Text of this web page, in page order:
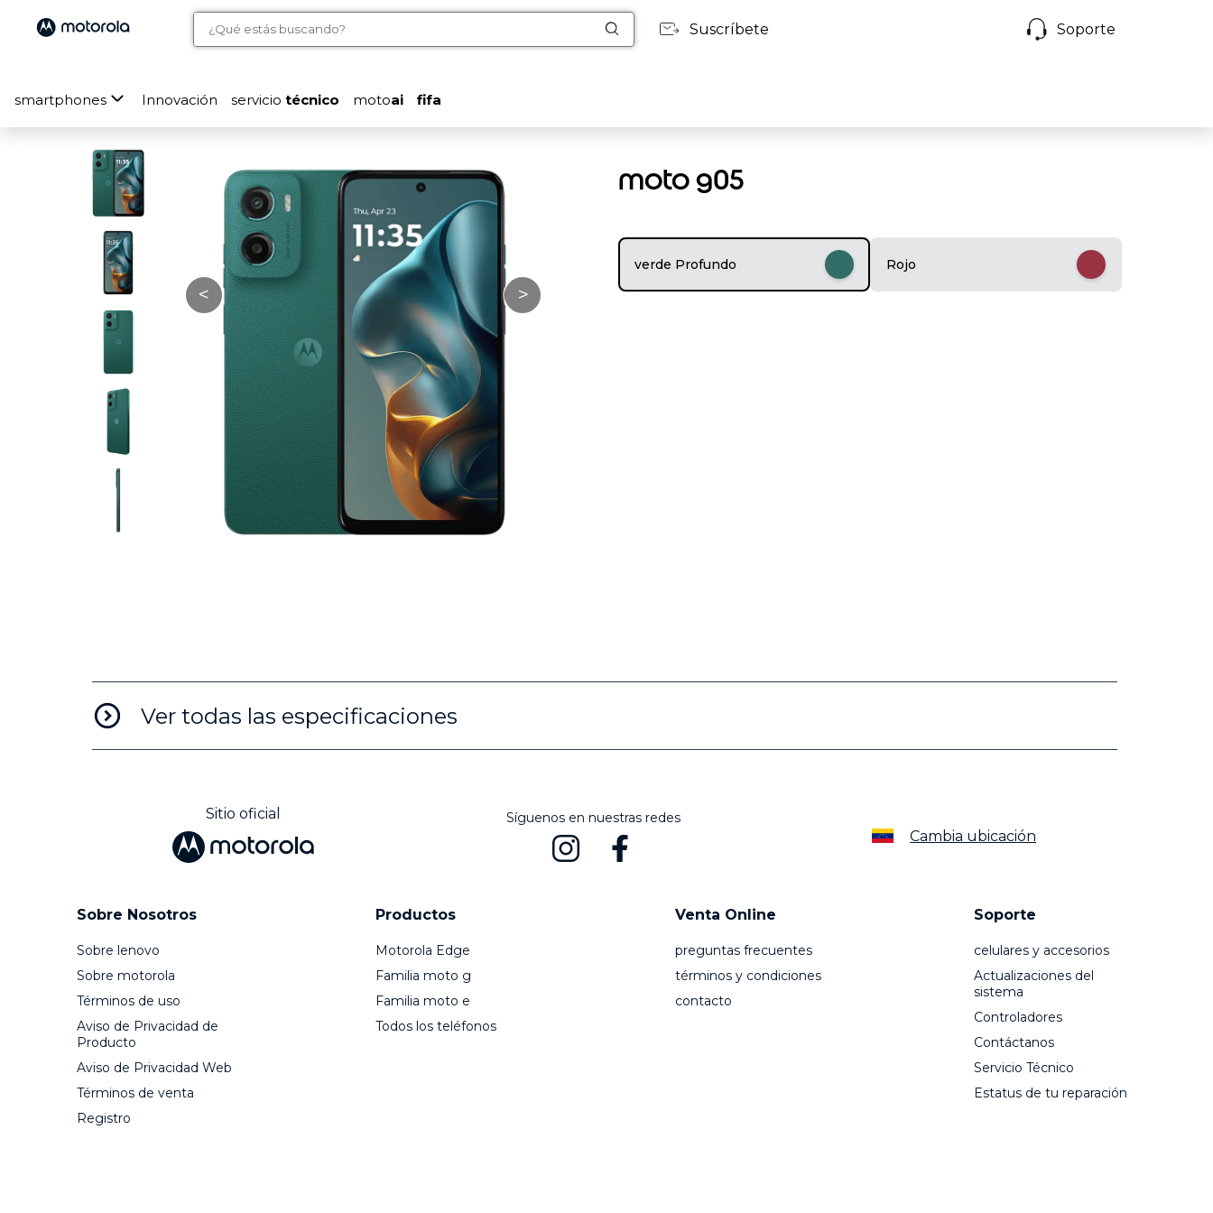
Suscríbete Soporte
smartphones Innovación servicio técnico motoai fifa
< >
moto g05
verde Profundo Rojo
Ver todas las especificaciones
Sitio oficial Síguenos en nuestras redes
Cambia ubicación
Sobre Nosotros
Sobre lenovo
Sobre motorola
Términos de uso
Aviso de Privacidad de
Producto
Aviso de Privacidad Web
Términos de venta
Registro
Productos
Motorola Edge
Familia moto g
Familia moto e
Todos los teléfonos
Venta Online
preguntas frecuentes
términos y condiciones
contacto
Soporte
celulares y accesorios
Actualizaciones del
sistema
Controladores
Contáctanos
Servicio Técnico
Estatus de tu reparación